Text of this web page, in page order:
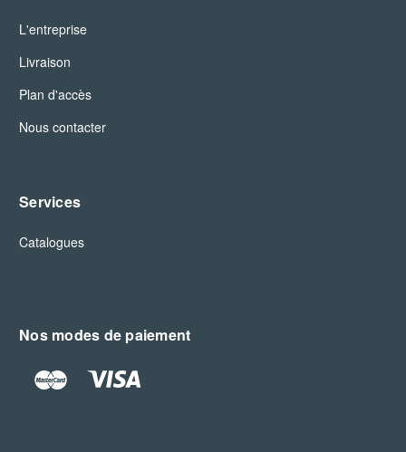
L'entreprise
Livraison
Plan d'accès
Nous contacter
Services
Catalogues
Nos modes de paiement